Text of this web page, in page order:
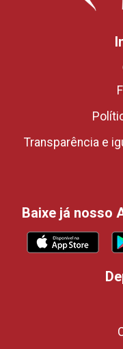
Transparência e
Baixe já nosso